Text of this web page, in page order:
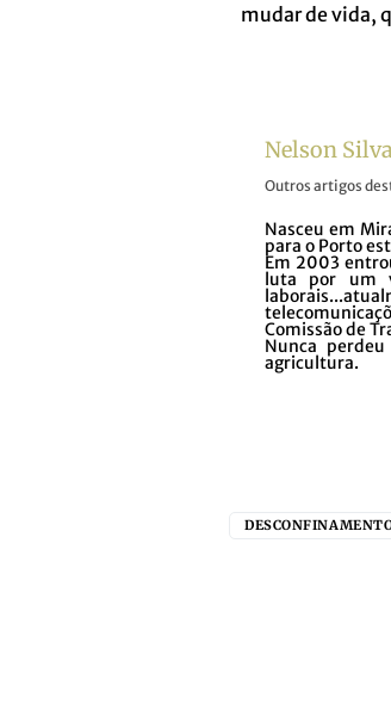
mudar de vida,
Nelson
Outros artigos
Nasceu em
para o Porto
Em 2003
luta por um
Comissão de
Nunca
agricultura.